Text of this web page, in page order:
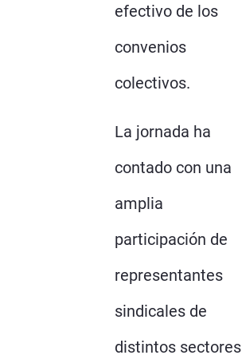
efectivo de los
convenios
colectivos.
La jornada ha
contado con una
amplia
participación de
representantes
sindicales de
distintos sectores